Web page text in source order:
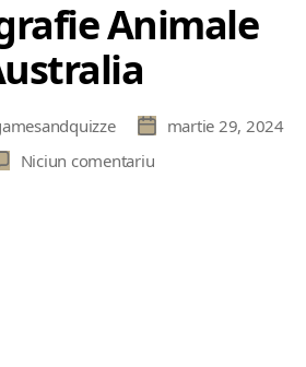
Animale
Datămartie 29, 2024
Niciun comentariula